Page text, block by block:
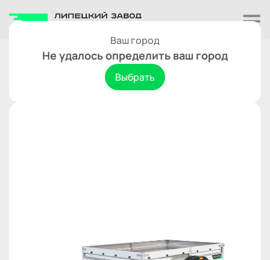
Ваш город
Не удалось определить ваш город
Выбрать
Одноосные
Титан 2515-03